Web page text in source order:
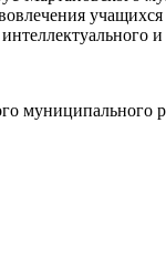
муниципального